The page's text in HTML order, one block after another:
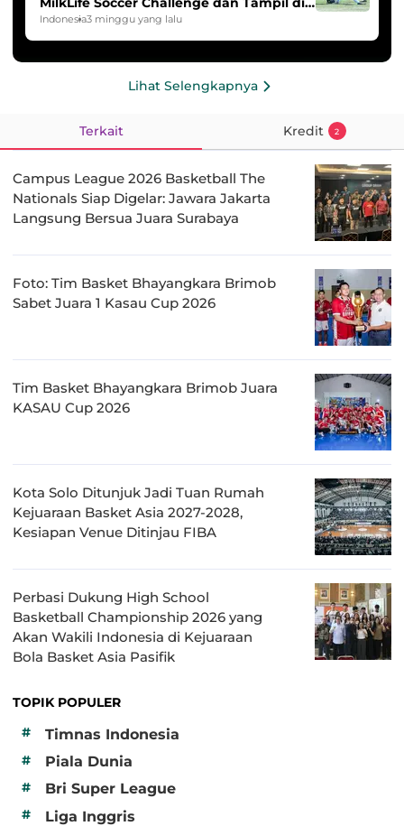
HYDROPLUS Soccer League
Indonesia3 minggu yang lalu
Lihat Selengkapnya
Terkait Kredit 2
Campus League 2026 Basketball The
Nationals Siap Digelar: Jawara Jakarta
Langsung Bersua Juara Surabaya
Foto: Tim Basket Bhayangkara Brimob
Sabet Juara 1 Kasau Cup 2026
Tim Basket Bhayangkara Brimob Juara
KASAU Cup 2026
Kota Solo Ditunjuk Jadi Tuan Rumah
Kejuaraan Basket Asia 2027-2028,
Kesiapan Venue Ditinjau FIBA
Perbasi Dukung High School
Basketball Championship 2026 yang
Akan Wakili Indonesia di Kejuaraan
Bola Basket Asia Pasifik
TOPIK POPULER
#
Timnas Indonesia
# Piala Dunia
# Bri Super League
# Liga Inggris